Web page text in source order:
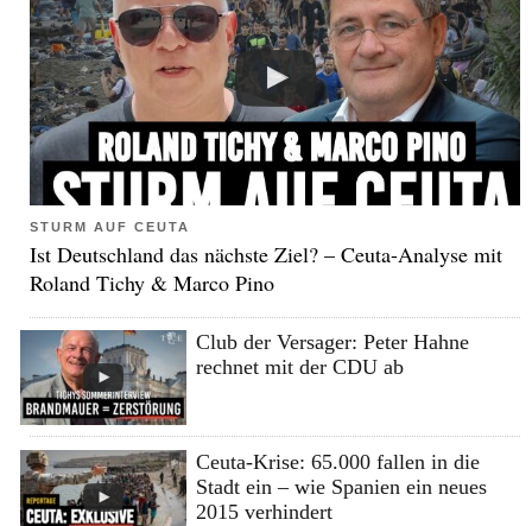
STURM AUF CEUTA
Ist Deutschland das nächste Ziel? – Ceuta-Analyse mit
Roland Tichy & Marco Pino
Club der Versager: Peter Hahne
rechnet mit der CDU ab
Ceuta-Krise: 65.000 fallen in die
Stadt ein – wie Spanien ein neues
2015 verhindert